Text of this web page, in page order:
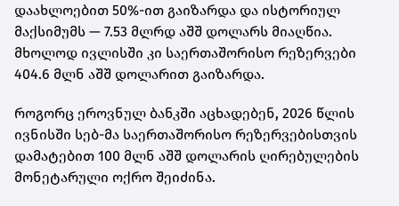
დაახლოებით 50%-ით გაიზარდა და ისტორიულ
მაქსიმუმს — 7.53 მლრდ აშშ დოლარს მიაღწია.
მხოლოდ ივლისში კი საერთაშორისო რეზერვები
404.6 მლნ აშშ დოლარით გაიზარდა.
როგორც ეროვნულ ბანკში აცხადებენ, 2026 წლის
ივნისში სებ-მა საერთაშორისო რეზერვებისთვის
დამატებით 100 მლნ აშშ დოლარის ღირებულების
მონეტარული ოქრო შეიძინა.